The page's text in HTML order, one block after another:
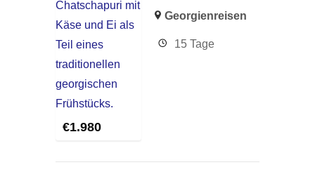
€1.980
Georgienreisen
15 Tage